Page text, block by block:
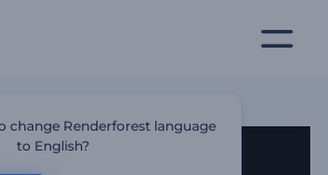
change Renderforest language
to English?